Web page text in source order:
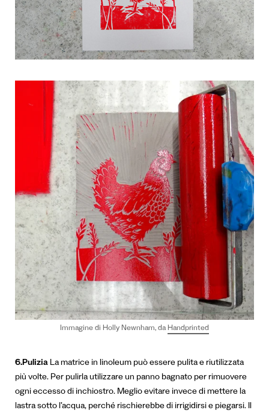
Immagine di Holly Newnham, daHandprinted
6.Pulizia La matrice in linoleum può essere pulita e riutilizzata
più volte. Per pulirla utilizzare un panno bagnato per rimuovere
ogni eccesso di inchiostro. Meglio evitare invece di mettere la
lastra sotto l’acqua, perché rischierebbe di irrigidirsi e piegarsi. Il